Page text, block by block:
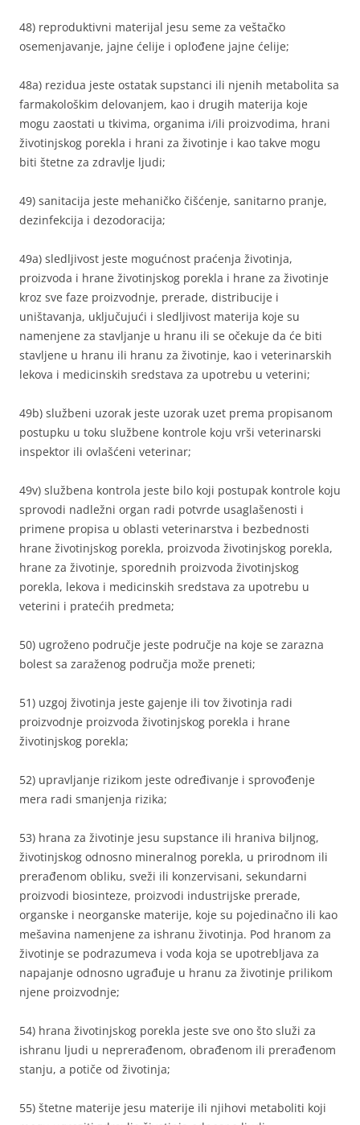
48) reproduktivni materijal jesu seme za veštačko
osemenjavanje, jajne ćelije i oplođene jajne ćelije;
48a) rezidua jeste ostatak supstanci ili njenih metabolita sa
farmakološkim delovanjem, kao i drugih materija koje
mogu zaostati u tkivima, organima i/ili proizvodima, hrani
životinjskog porekla i hrani za životinje i kao takve mogu
biti štetne za zdravlje ljudi;
49) sanitacija jeste mehaničko čišćenje, sanitarno pranje,
dezinfekcija i dezodoracija;
49a) sledljivost jeste mogućnost praćenja životinja,
proizvoda i hrane životinjskog porekla i hrane za životinje
kroz sve faze proizvodnje, prerade, distribucije i
uništavanja, uključujući i sledljivost materija koje su
namenjene za stavljanje u hranu ili se očekuje da će biti
stavljene u hranu ili hranu za životinje, kao i veterinarskih
lekova i medicinskih sredstava za upotrebu u veterini;
49b) službeni uzorak jeste uzorak uzet prema propisanom
postupku u toku službene kontrole koju vrši veterinarski
inspektor ili ovlašćeni veterinar;
49v) službena kontrola jeste bilo koji postupak kontrole koju
sprovodi nadležni organ radi potvrde usaglašenosti i
primene propisa u oblasti veterinarstva i bezbednosti
hrane životinjskog porekla, proizvoda životinjskog porekla,
hrane za životinje, sporednih proizvoda životinjskog
porekla, lekova i medicinskih sredstava za upotrebu u
veterini i pratećih predmeta;
50) ugroženo područje jeste područje na koje se zarazna
bolest sa zaraženog područja može preneti;
51) uzgoj životinja jeste gajenje ili tov životinja radi
proizvodnje proizvoda životinjskog porekla i hrane
životinjskog porekla;
52) upravljanje rizikom jeste određivanje i sprovođenje
mera radi smanjenja rizika;
53) hrana za životinje jesu supstance ili hraniva biljnog,
životinjskog odnosno mineralnog porekla, u prirodnom ili
prerađenom obliku, sveži ili konzervisani, sekundarni
proizvodi biosinteze, proizvodi industrijske prerade,
organske i neorganske materije, koje su pojedinačno ili kao
mešavina namenjene za ishranu životinja. Pod hranom za
životinje se podrazumeva i voda koja se upotrebljava za
napajanje odnosno ugrađuje u hranu za životinje prilikom
njene proizvodnje;
54) hrana životinjskog porekla jeste sve ono što služi za
ishranu ljudi u neprerađenom, obrađenom ili prerađenom
stanju, a potiče od životinja;
55) štetne materije jesu materije ili njihovi metaboliti koji